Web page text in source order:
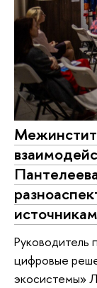
Руководитель
цифровые
экосистемы»